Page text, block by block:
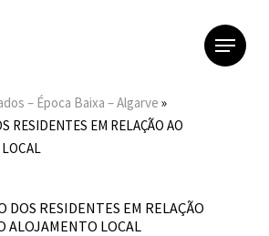
Menu
– Época Baixa – Algarve »
RESIDENTES EM RELAÇÃO AO
DOS RESIDENTES EM RELAÇÃO
ALOJAMENTO LOCAL